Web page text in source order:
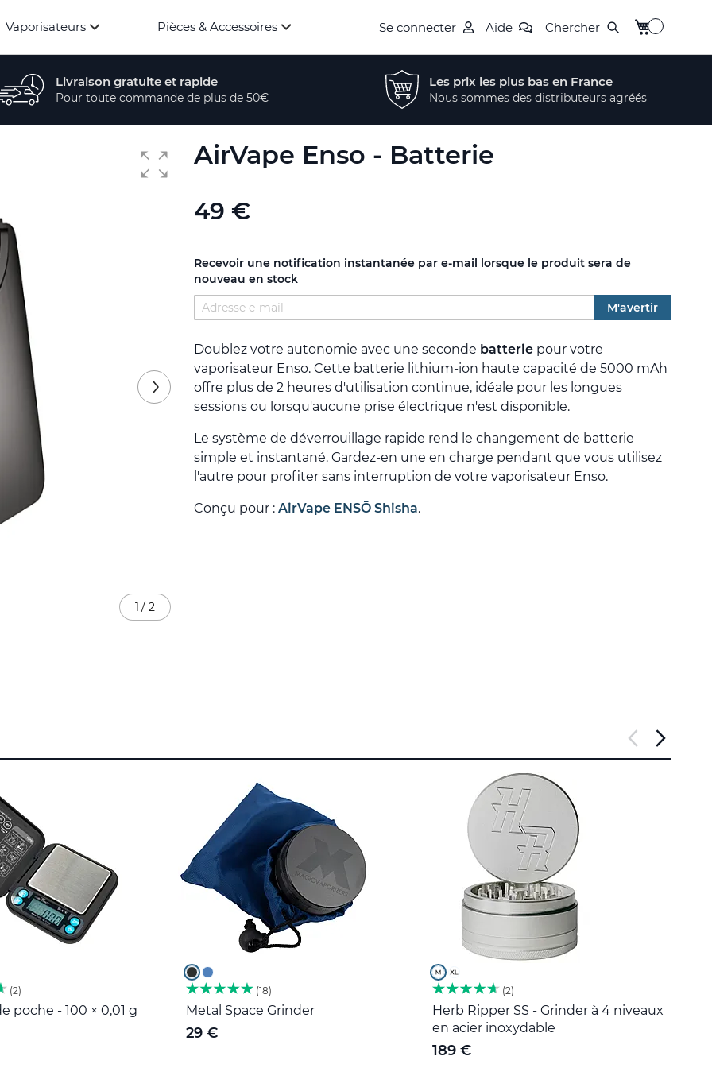
Vaporisateurs Pièces & Accessoires Se connecter Aide Chercher Mon panier
Livraison gratuite et rapide
Pour toute commande de plus de 50€
Les prix les plus bas en France
Nous sommes des distributeurs agréés
AirVape Enso - Batterie
49 €
Recevoir une notification instantanée par e-mail lorsque le produit sera de
nouveau en stock
M'avertir
Doublez votre autonomie avec une seconde batterie pour votre
vaporisateur Enso. Cette batterie lithium-ion haute capacité de 5000 mAh
offre plus de 2 heures d'utilisation continue, idéale pour les longues
sessions ou lorsqu'aucune prise électrique n'est disponible.
Le système de déverrouillage rapide rend le changement de batterie
simple et instantané. Gardez-en une en charge pendant que vous utilisez
l'autre pour profiter sans interruption de votre vaporisateur Enso.
Conçu pour : AirVape ENSŌ Shisha.
1 / 2
2
poche - 100 × 0,01 g
18
Metal Space Grinder
29 €
2
Herb Ripper SS - Grinder à 4 niveaux
en acier inoxydable
189 €